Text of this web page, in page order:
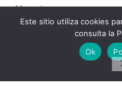
Mascotas
Rituales
Este sitio utiliza cookies
consulta la
Ok